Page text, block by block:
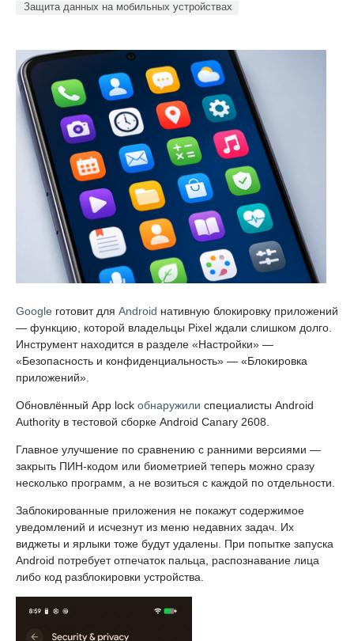
Защита данных на мобильных устройствах
Google готовит для Android нативную блокировку приложений
— функцию, которой владельцы Pixel ждали слишком долго.
Инструмент находится в разделе «Настройки» —
«Безопасность и конфиденциальность» — «Блокировка
приложений».
Обновлённый App lock обнаружили специалисты Android
Authority в тестовой сборке Android Canary 2608.
Главное улучшение по сравнению с ранними версиями —
закрыть ПИН-кодом или биометрией теперь можно сразу
несколько программ, а не возиться с каждой по отдельности.
Заблокированные приложения не покажут содержимое
уведомлений и исчезнут из меню недавних задач. Их
виджеты и ярлыки тоже будут удалены. При попытке запуска
Android потребует отпечаток пальца, распознавание лица
либо код разблокировки устройства.